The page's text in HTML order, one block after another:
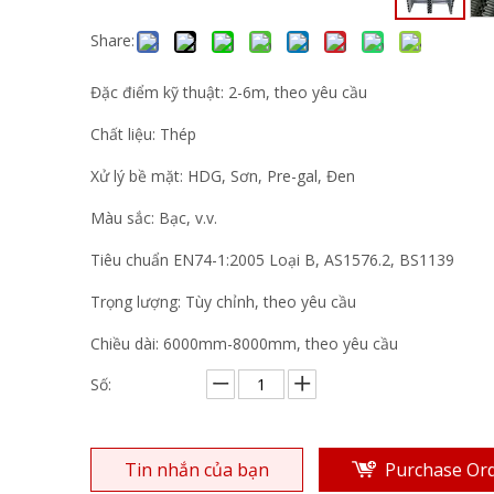
Share:
Đặc điểm kỹ thuật: 2-6m, theo yêu cầu
Chất liệu: Thép
Xử lý bề mặt: HDG, Sơn, Pre-gal, Đen
Màu sắc: Bạc, v.v.
Tiêu chuẩn EN74-1:2005 Loại B, AS1576.2, BS1139
Trọng lượng: Tùy chỉnh, theo yêu cầu
Chiều dài: 6000mm-8000mm, theo yêu cầu
Số:
Tin nhắn của bạn Purchase